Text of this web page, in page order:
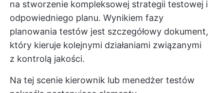
na stworzenie kompleksowej strategii testowej i
odpowiedniego planu. Wynikiem fazy
planowania testów jest szczegółowy dokument,
który kieruje kolejnymi działaniami związanymi
z kontrolą jakości.
Na tej scenie kierownik lub menedżer testów